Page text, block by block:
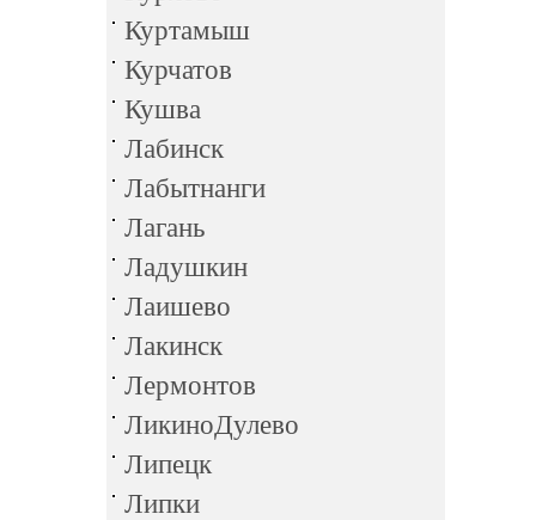
Куртамыш
Курчатов
Кушва
Лабинск
Лабытнанги
Лагань
Ладушкин
Лаишево
Лакинск
Лермонтов
ЛикиноДулево
Липецк
Липки